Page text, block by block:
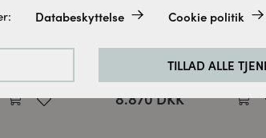
er absolut nødvendige for de
analyserer vi de besøgendes adfærd.
Databeskyttelse Cookie politik
TILLAD ALLE
378
Spirit hjørneløsning isglas
mat sort 100 x 100 CM
8.870 DKK